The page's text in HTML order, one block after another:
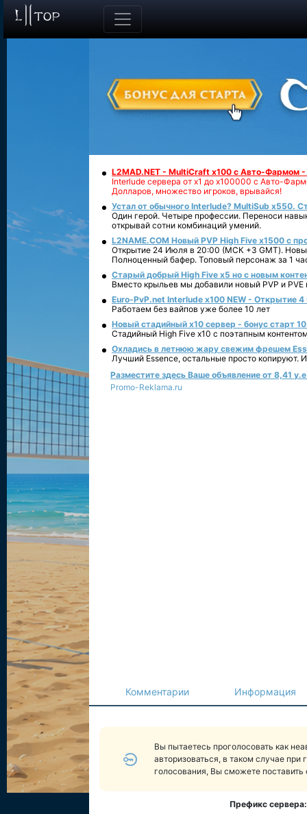
L2MAD.NET - MultiCraft x100 с Авто-Фармом
Interlude сервера от х1 до х100000 с Авто-
Долларов, множество игроков, врывайся!
Устал от обычного Interlude? MultiSub x550.
Один герой. Четыре профессии. Переноси
открывай сотни комбинаций умений.
L2NAME.COM Новый PVP High Five x1500 с
Открытие 24 Июля в 20:00 (МСК +3 GMT).
Полноценный бафер. Топовый персонаж за 1
Старый добрый High Five x5 но с новым
Вместо крыльев мы добавили новый PVP и PVE
Euro-PvP.net Interlude х100 NEW - Открытие 4
Работаем без вайпов уже более 10 лет
Новый стадийный х10 сервер - бонус старт
Стадийный High Five x10 с поэтапным
Охладись в летнюю жару свежим фрешем
Лучший Essence, остальные просто копируют.
Разместите здесь Ваше объявление от 8,41
Promo-Reklama.ru
Комментарии Информация
Вы пытаетесь проголосовать как
авторизоваться, в таком случае при
голосования, Вы сможете поставить
Префикс сервера: